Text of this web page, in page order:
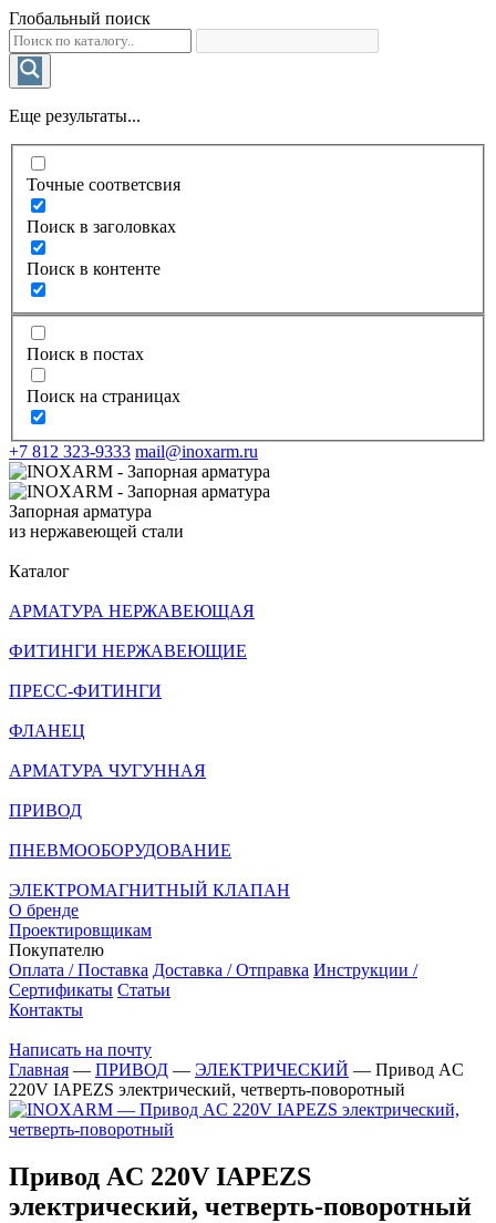
Глобальный поиск
Еще результаты...
Точные соответсвия
Поиск в заголовках
Поиск в контенте
Поиск в постах
Поиск на страницах
+7 812 323-9333 mail@inoxarm.ru
Запорная арматура
из нержавеющей стали
Каталог
АРМАТУРА НЕРЖАВЕЮЩАЯ
ФИТИНГИ НЕРЖАВЕЮЩИЕ
ПРЕСС-ФИТИНГИ
ФЛАНЕЦ
АРМАТУРА ЧУГУННАЯ
ПРИВОД
ПНЕВМООБОРУДОВАНИЕ
ЭЛЕКТРОМАГНИТНЫЙ КЛАПАН
О бренде
Проектировщикам
Покупателю
Оплата / Поставка Доставка / Отправка Инструкции /
Сертификаты Статьи
Контакты
Написать на почту
Главная — ПРИВОД — ЭЛЕКТРИЧЕСКИЙ — Привод AC
220V IAPEZS электрический, четверть-поворотный
Привод AC 220V IAPEZS
электрический, четверть-поворотный